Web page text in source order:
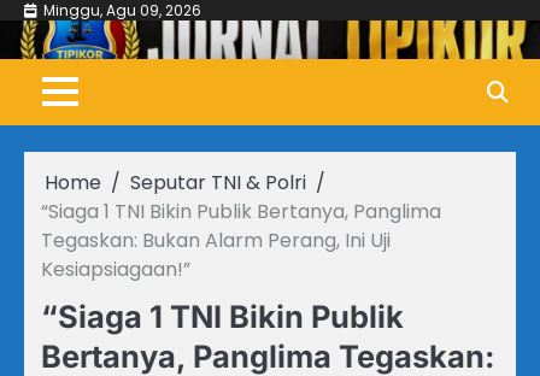
Skip
content
Minggu, Agu 09, 2026
Home
Seputar TNI & Polri
“Siaga 1 TNI Bikin Publik Bertanya, Panglima
Tegaskan: Bukan Alarm Perang, Ini Uji
Kesiapsiagaan!”
“Siaga 1 TNI Bikin Publik
Bertanya, Panglima Tegaskan: